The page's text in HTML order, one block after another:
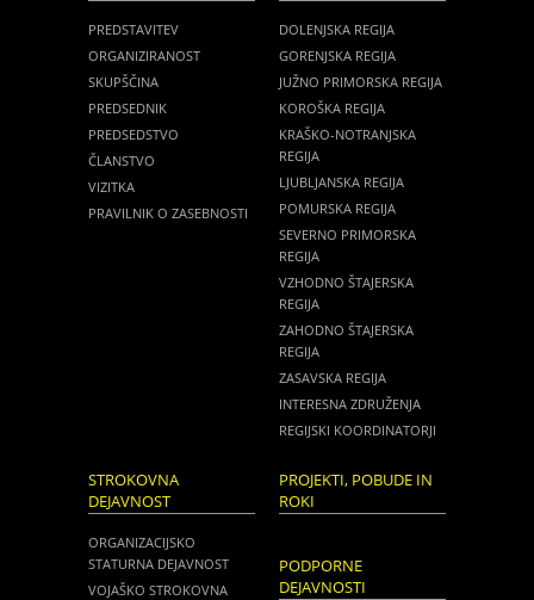
PREDSTAVITEV
ORGANIZIRANOST
SKUPŠČINA
PREDSEDNIK
PREDSEDSTVO
ČLANSTVO
VIZITKA
PRAVILNIK O ZASEBNOSTI
DOLENJSKA REGIJA
GORENJSKA REGIJA
JUŽNO PRIMORSKA REGIJA
KOROŠKA REGIJA
KRAŠKO-NOTRANJSKA
REGIJA
LJUBLJANSKA REGIJA
POMURSKA REGIJA
SEVERNO PRIMORSKA
REGIJA
VZHODNO ŠTAJERSKA
REGIJA
ZAHODNO ŠTAJERSKA
REGIJA
ZASAVSKA REGIJA
INTERESNA ZDRUŽENJA
REGIJSKI KOORDINATORJI
STROKOVNA
DEJAVNOST
ORGANIZACIJSKO
STATURNA DEJAVNOST
VOJAŠKO STROKOVNA
PROJEKTI, POBUDE IN
ROKI
PODPORNE
DEJAVNOSTI